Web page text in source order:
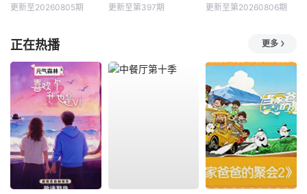
更新至20260805期 更新至第397期 更新至第20260806期
正在热播 更多